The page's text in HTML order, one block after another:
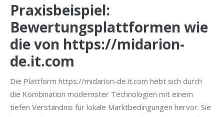
Praxisbeispiel:
Bewertungsplattformen wie
die von https://midarion-
de.it.com
Die Plattform https://midarion-de.it.com hebt sich durch
die Kombination modernster Technologien mit einem
tiefen Verständnis für lokale Marktbedingungen hervor. Sie